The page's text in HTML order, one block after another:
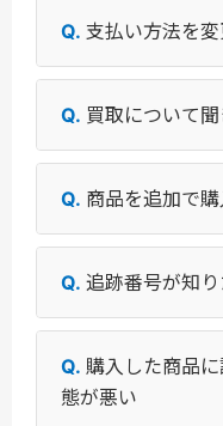
支払い方法を
買取について
商品を追加で
追跡番号が知
購入した商品
態が悪い